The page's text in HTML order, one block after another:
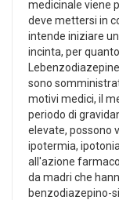
medicinale viene
deve mettersi in
intende iniziare
incinta, per
sono
motivi medici, il
periodo di
elevate, possono
ipotermia,
all'azione
da madri che
benzodiazepino-